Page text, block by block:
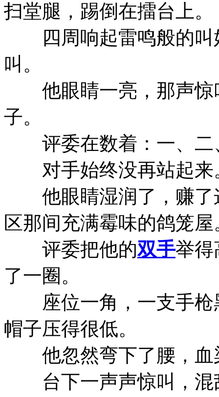
扫堂腿，踢倒在擂台上。
四周响起雷鸣般的叫
叫。
他眼睛一亮，那声惊
子。
评委在数着：一、二
对手始终没再站起来
他眼睛湿润了，赚了
区那间充满霉味的鸽笼屋
评委把他的双手举得
了一圈。
座位一角，一支手枪
帽子压得很低。
他忽然弯下了腰，血
台下一声声惊叫，混